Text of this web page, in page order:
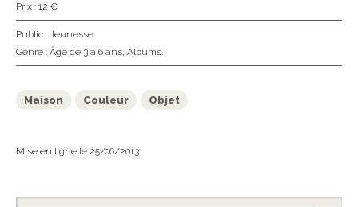
Prix : 12 €
Public : Jeunesse
Genre : Âge de 3 à 6 ans, Albums
Maison Couleur Objet
Mise en ligne le 25/06/2013